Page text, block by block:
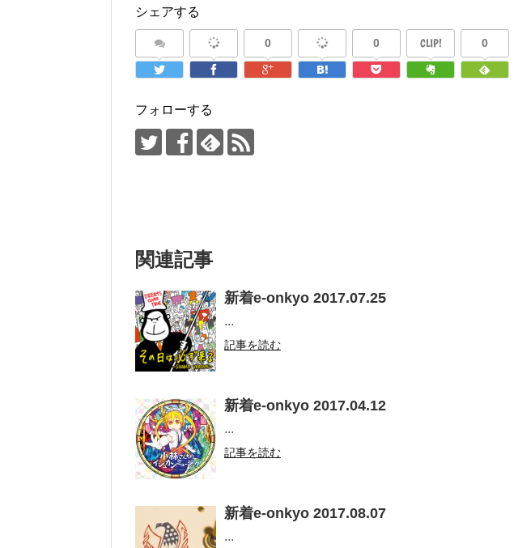
シェアする
0 0 CLIP! 0
フォローする
関連記事
新着e-onkyo 2017.07.25
...
記事を読む
新着e-onkyo 2017.04.12
...
記事を読む
新着e-onkyo 2017.08.07
...